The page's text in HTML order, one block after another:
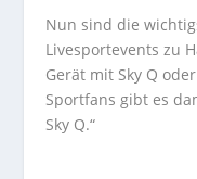
Nun sind die
Livesportevents zu
Gerät mit Sky Q
Sportfans gibt es
Sky Q.“